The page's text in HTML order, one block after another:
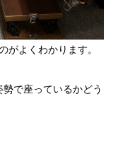
がよくわかります。
で座っているかどう